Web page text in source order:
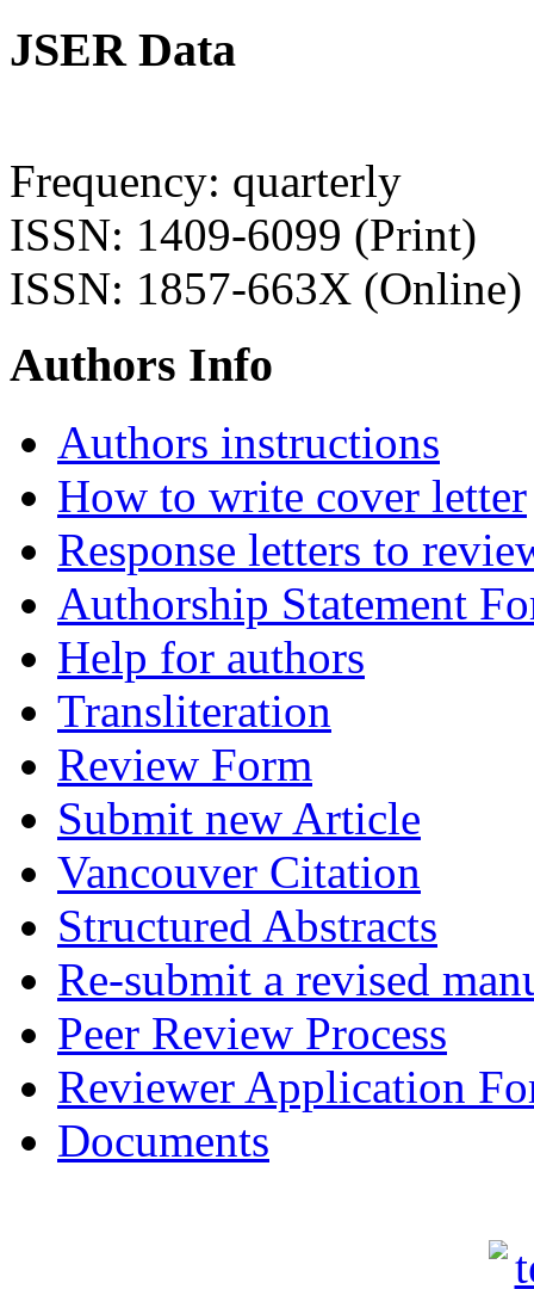
JSER Data
Frequency: quarterly
ISSN: 1409-6099 (Print)
ISSN: 1857-663X (Online)
Authors Info
Authors instructions
How to write cover letter
Response letters to
Authorship Statement
Help for authors
Transliteration
Review Form
Submit new Article
Vancouver Citation
Structured Abstracts
Re-submit a revised
Peer Review Process
Reviewer Application
Documents